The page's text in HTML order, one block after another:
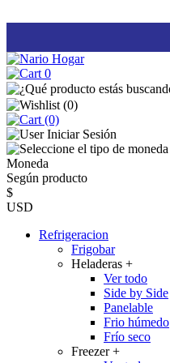
0
(0)
(0)
Iniciar Sesión
Moneda
Según producto
$
USD
Refrigeracion
Frigobar
Heladeras +
Ver todo
Side by Side
Panelable
Frio húmedo
Frío seco
Freezer+